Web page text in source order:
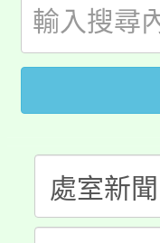
田徑
桃園
視費
者。
大園
份教
淨零
會
115